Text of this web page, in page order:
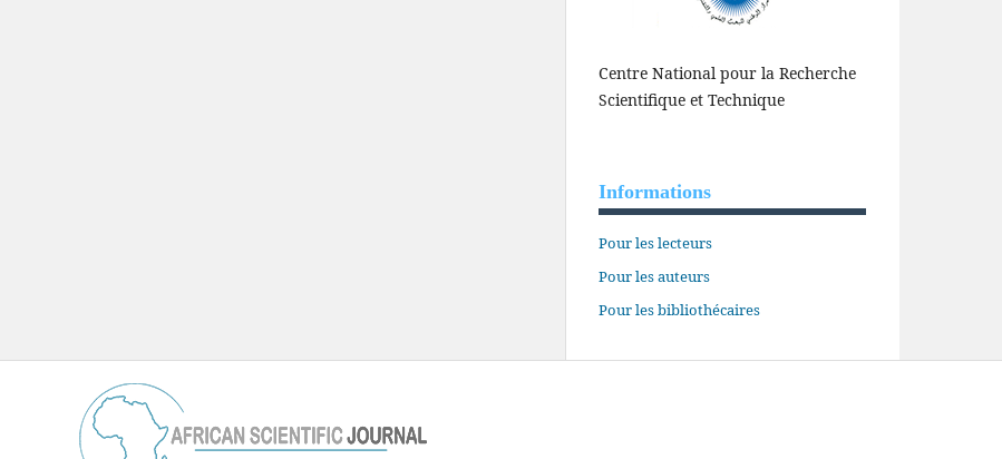
Centre National pour la Recherche
Scientifique et Technique
Informations
Pour les lecteurs
Pour les auteurs
Pour les bibliothécaires